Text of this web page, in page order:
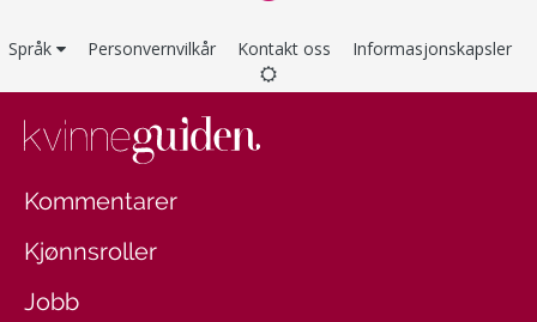
Språk Personvernvilkår Kontakt oss Informasjonskapsler
Kommentarer
Kjønnsroller
Jobb